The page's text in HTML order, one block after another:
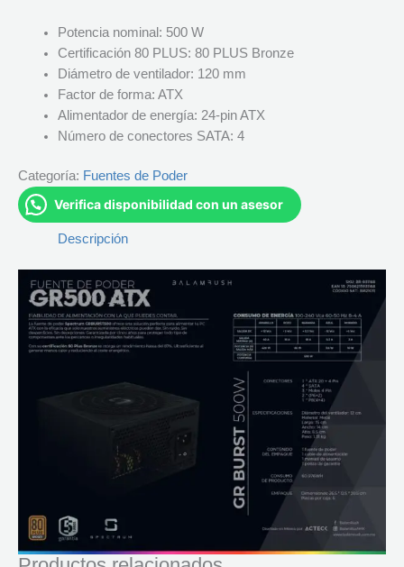
Potencia nominal: 500 W
Certificación 80 PLUS: 80 PLUS Bronze
Diámetro de ventilador: 120 mm
Factor de forma: ATX
Alimentador de energía: 24-pin ATX
Número de conectores SATA: 4
Categoría: Fuentes de Poder
Verifica disponibilidad con un asesor
Descripción